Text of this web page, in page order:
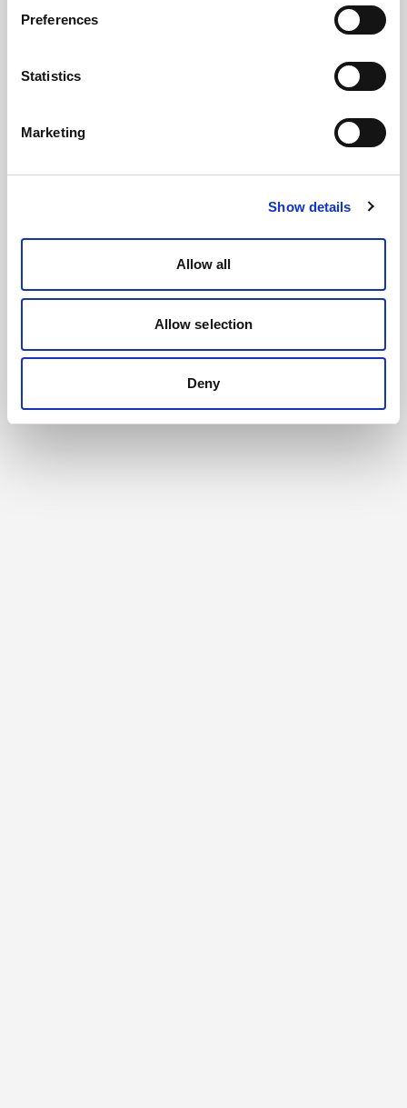
Preferences
Statistics
Marketing
Show details
Allow all
Allow selection
Deny